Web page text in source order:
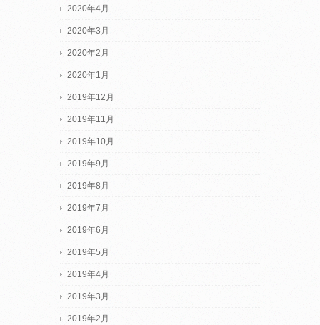
2020年4月
2020年3月
2020年2月
2020年1月
2019年12月
2019年11月
2019年10月
2019年9月
2019年8月
2019年7月
2019年6月
2019年5月
2019年4月
2019年3月
2019年2月